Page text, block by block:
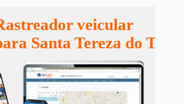
veicular
Santa Tereza do